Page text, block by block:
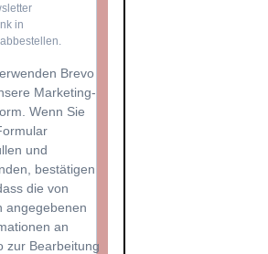
in
Brevo
Marketing-
Wenn Sie
und
bestätigen
die von
angegebenen
an
zur Bearbeitung